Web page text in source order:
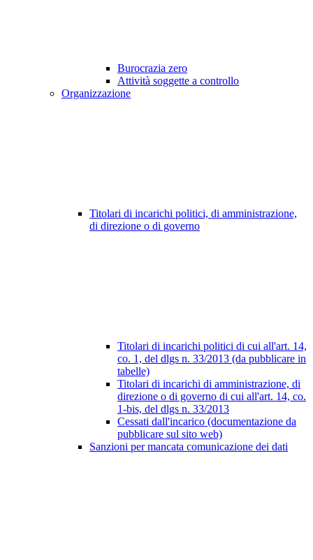
Burocrazia zero
Attività soggette a controllo
Organizzazione
Titolari di incarichi politici, di amministrazione,
di direzione o di governo
Titolari di incarichi politici di cui all'art. 14,
co. 1, del dlgs n. 33/2013 (da pubblicare in
tabelle)
Titolari di incarichi di amministrazione, di
direzione o di governo di cui all'art. 14, co.
1-bis, del dlgs n. 33/2013
Cessati dall'incarico (documentazione da
pubblicare sul sito web)
Sanzioni per mancata comunicazione dei dati